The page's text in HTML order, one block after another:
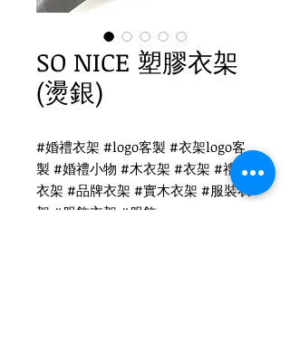
SO NICE 塑膠衣架
(燙銀)
#婚禮衣架 #logo客製 #衣架logo客
製 #婚禮小物 #木衣架 #衣架 #禮品
衣架 #品牌衣架 #實木衣架 #服裝衣
架 #服飾衣架 #服飾